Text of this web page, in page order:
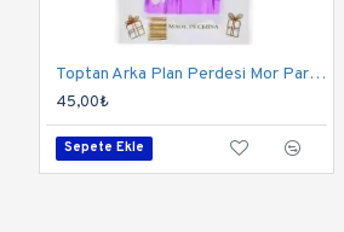
Toptan Arka Plan Perdesi Mor Parlak
45,00₺
Sepete Ekle